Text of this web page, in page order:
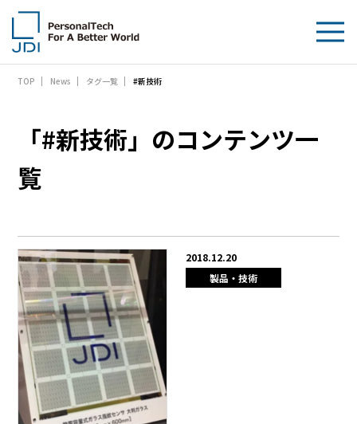
企業情報
製品・技術
サステナビリティ
採用情報
News
お問い合わせ
BEYOND DISPLAY
TOP News タグ一覧 #新技術
「#新技術」のコンテンツ一
覧
2018.12.20
製品・技術